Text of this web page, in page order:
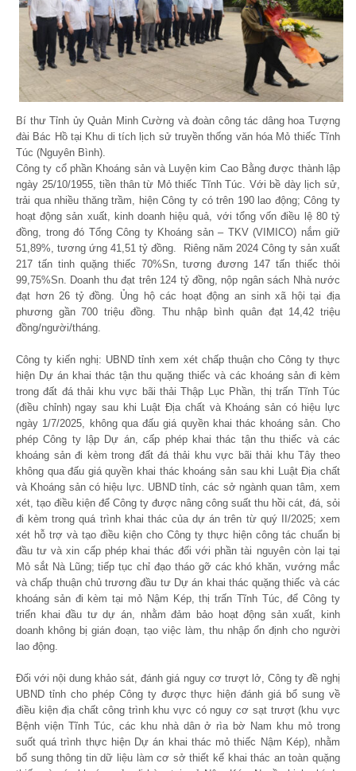
Bí thư Tỉnh ủy Quản Minh Cường và đoàn công tác dâng hoa Tượng
đài Bác Hồ tại Khu di tích lịch sử truyền thống văn hóa Mỏ thiếc Tĩnh
Túc (Nguyên Bình).
Công ty cổ phần Khoáng sản và Luyện kim Cao Bằng được thành lập
ngày 25/10/1955, tiền thân từ Mỏ thiếc Tĩnh Túc. Với bề dày lịch sử,
trải qua nhiều thăng trầm, hiện Công ty có trên 190 lao động; Công ty
hoạt động sản xuất, kinh doanh hiệu quả, với tổng vốn điều lệ 80 tỷ
đồng, trong đó Tổng Công ty Khoáng sản – TKV (VIMICO) nắm giữ
51,89%, tương ứng 41,51 tỷ đồng. Riêng năm 2024 Công ty sản xuất
217 tấn tinh quặng thiếc 70%Sn, tương đương 147 tấn thiếc thỏi
99,75%Sn. Doanh thu đạt trên 124 tỷ đồng, nộp ngân sách Nhà nước
đạt hơn 26 tỷ đồng. Ủng hộ các hoạt động an sinh xã hội tại địa
phương gần 700 triệu đồng. Thu nhập bình quân đạt 14,42 triệu
đồng/người/tháng.
Công ty kiến nghị: UBND tỉnh xem xét chấp thuận cho Công ty thực
hiện Dự án khai thác tận thu quặng thiếc và các khoáng sản đi kèm
trong đất đá thải khu vực bãi thải Thập Lục Phần, thị trấn Tĩnh Túc
(điều chỉnh) ngay sau khi Luật Địa chất và Khoáng sản có hiệu lực
ngày 1/7/2025, không qua đấu giá quyền khai thác khoáng sản. Cho
phép Công ty lập Dự án, cấp phép khai thác tận thu thiếc và các
khoáng sản đi kèm trong đất đá thải khu vực bãi thải khu Tây theo
không qua đấu giá quyền khai thác khoáng sản sau khi Luật Địa chất
và Khoáng sản có hiệu lực. UBND tỉnh, các sở ngành quan tâm, xem
xét, tạo điều kiện để Công ty được nâng công suất thu hồi cát, đá, sỏi
đi kèm trong quá trình khai thác của dự án trên từ quý II/2025; xem
xét hỗ trợ và tạo điều kiện cho Công ty thực hiện công tác chuẩn bị
đầu tư và xin cấp phép khai thác đối với phần tài nguyên còn lại tại
Mỏ sắt Nà Lũng; tiếp tục chỉ đạo tháo gỡ các khó khăn, vướng mắc
và chấp thuận chủ trương đầu tư Dự án khai thác quặng thiếc và các
khoáng sản đi kèm tại mỏ Nậm Kép, thị trấn Tĩnh Túc, để Công ty
triển khai đầu tư dự án, nhằm đảm bảo hoạt động sản xuất, kinh
doanh không bị gián đoạn, tạo việc làm, thu nhập ổn định cho người
lao động.
Đối với nội dung khảo sát, đánh giá nguy cơ trượt lở, Công ty đề nghị
UBND tỉnh cho phép Công ty được thực hiện đánh giá bổ sung về
điều kiện địa chất công trình khu vực có nguy cơ sạt trượt (khu vực
Bệnh viện Tĩnh Túc, các khu nhà dân ở rìa bờ Nam khu mỏ trong
suốt quá trình thực hiện Dự án khai thác mỏ thiếc Nậm Kép), nhằm
bổ sung thông tin dữ liệu làm cơ sở thiết kế khai thác an toàn quặng